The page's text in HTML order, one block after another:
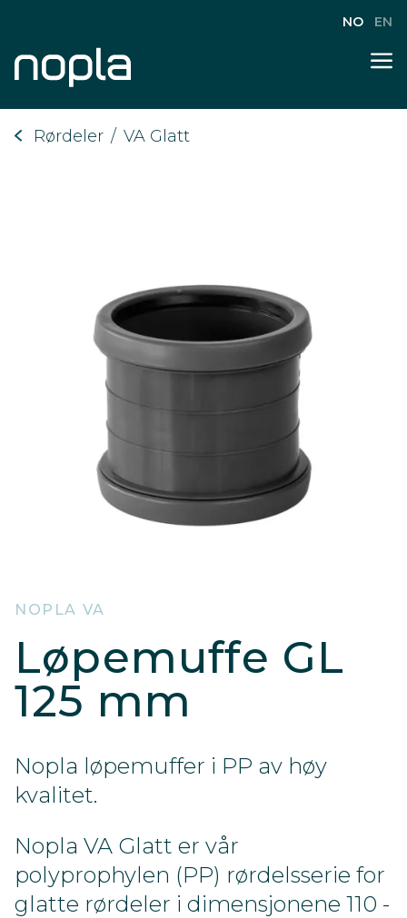
NO EN
Rørdeler / VA Glatt
NOPLA VA
Løpemuffe GL
125 mm
Nopla løpemuffer i PP av høy
kvalitet.
Nopla VA Glatt er vår
polyprophylen (PP) rørdelsserie for
glatte rørdeler i dimensjonene 110 -